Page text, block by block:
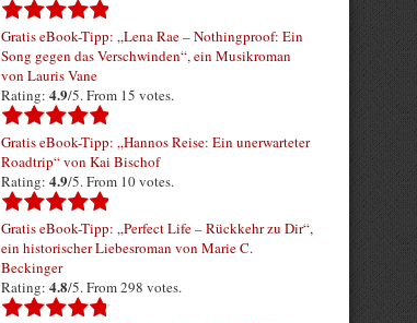
Gratis eBook-Tipp: „Lena Rae – Nothingproof: Ein
Song gegen das Verschwinden“, ein Musikroman
von Lauris Vane
Rating: 4.9/5. From 15 votes.
Gratis eBook-Tipp: „Hannos Reise: Ein unerwarteter
Roadtrip“ von Kai Bischof
Rating: 4.9/5. From 10 votes.
Gratis eBook-Tipp: „Perfect Life – Rückkehr zu Dir“,
ein historischer Liebesroman von Marie C.
Beckinger
Rating: 4.8/5. From 298 votes.